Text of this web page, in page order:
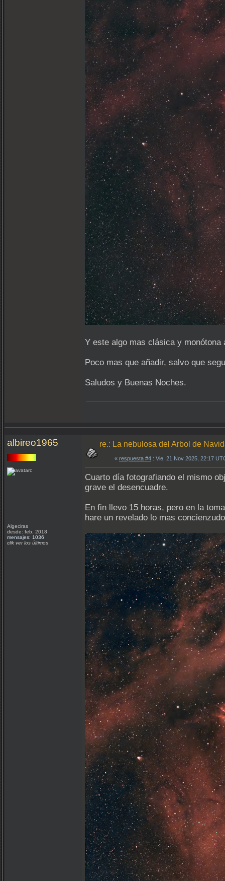
Y este algo mas clásica y monótona
Poco mas que añadir, salvo que
Saludos y Buenas Noches.
albireo1965
Algeciras
desde: feb, 2018
mensajes: 1036
clik ver los últimos
re.: La nebulosa del Arbol de
« respuesta #4 : Vie, 21 Nov 2025, 22:17
Cuarto día fotografiando el mismo
grave el desencuadre.
En fin llevo 15 horas, pero en la
hare un revelado lo mas